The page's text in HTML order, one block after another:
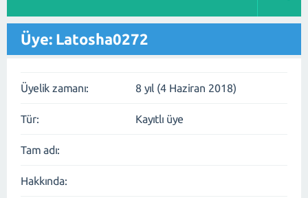
Üye: Latosha0272
Üyelik zamanı: 8 yıl (4 Haziran 2018)
Tür: Kayıtlı üye
Tam adı:
Hakkında: